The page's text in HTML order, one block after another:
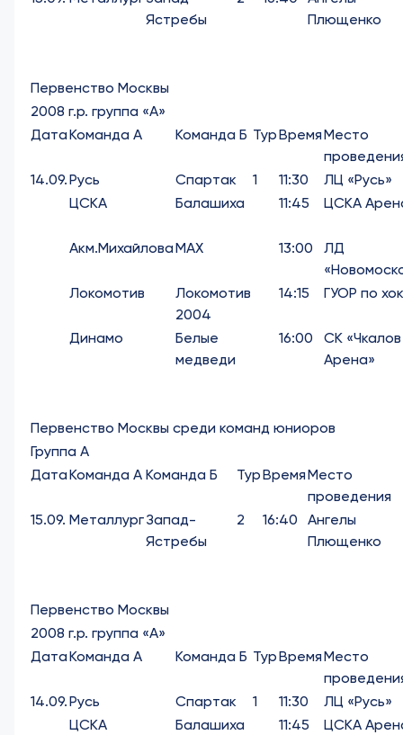
Ястребы
Плющенко
Первенство Москвы
2008 г.р. группа «А»
ДатаКоманда А Команда Б ТурВремяМесто
14.09.Русь Спартак 1 11:30
ЛЦ «Русь»
ЦСКА
Балашиха 11:45 ЦСКА
Акм.МихайловаМАХ 13:00
ЛД
Локомотив
Локомотив
2004
14:15 ГУОР по
Динамо
Белые
медведи
16:00
СК «Чкалов
Арена»
Первенство Москвы среди команд юниоров
Группа А
ДатаКоманда А Команда Б ТурВремяМесто
проведения
15.09. МеталлургЗапад-
Ястребы
2 16:40
Ангелы
Плющенко
Первенство Москвы
2008 г.р. группа «А»
ДатаКоманда А Команда Б ТурВремяМесто
14.09.Русь Спартак 1 11:30
ЛЦ «Русь»
ЦСКА
Балашиха 11:45 ЦСКА